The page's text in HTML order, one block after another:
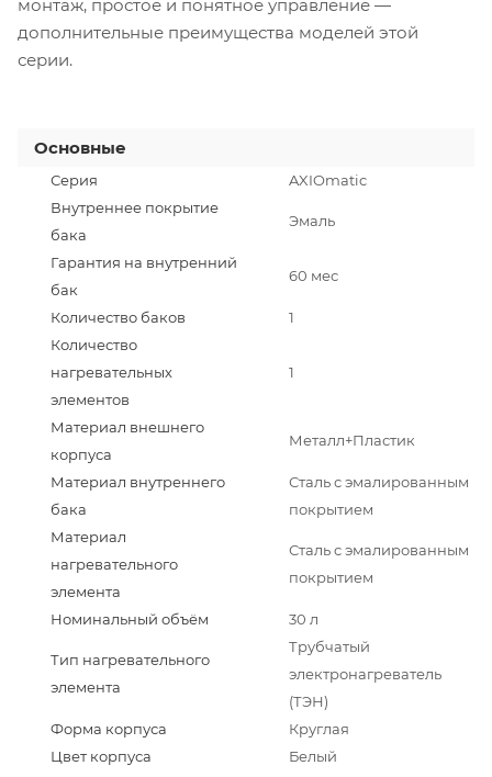
монтаж, простое и понятное управление —
дополнительные преимущества моделей этой
серии.
Основные
Серия
AXIOmatic
Внутреннее покрытие
бака
Эмаль
Гарантия на внутренний
бак
60 мес
Количество баков
1
Количество
нагревательных
элементов
1
Материал внешнего
корпуса
Металл+Пластик
Материал внутреннего
бака
Сталь с эмалированным
покрытием
Материал
нагревательного
элемента
Сталь с эмалированным
покрытием
Номинальный объём 30 л
Тип нагревательного
элемента
Трубчатый
электронагреватель
(ТЭН)
Форма корпуса
Круглая
Цвет корпуса
Белый